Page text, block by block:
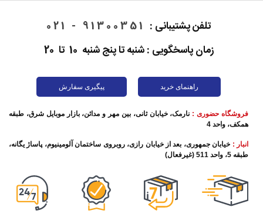
تاریخچه گوشی موبایل
تلفن پشتیبانی : 91300351 - 021
زمان پاسخگویی : شنبه تا پنج شنبه 10 تا 20
راهنمای خرید پیگیری سفارش
فروشگاه حضوری : نارمک، خیابان ثانی، بین مهر و مدائن، بازار موبایل شرق، طبقه
همکف، واحد 4
انبار : خیابان جمهوری، بعد از خیابان رازی، روبروی ساختمان آلومینیوم، پاساژ یگانه،
طبقه 5، واحد 511 (غیرفعال)